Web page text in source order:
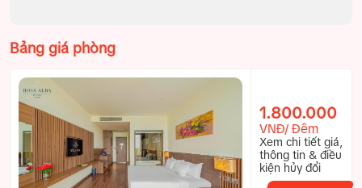
Bảng giá phòng
1.800.000
VNĐ/ Đêm
Xem chi tiết giá,
thông tin & điều
kiện hủy đổi